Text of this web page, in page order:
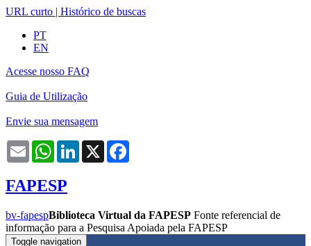
URL curto | Histórico de buscas
PT
EN
Acesse nosso FAQ
Guia de Utilização
Envie sua mensagem
Email WhatsAppLinkedIn
X
FAPESP
bv-fapespBiblioteca Virtual da FAPESP Fonte referencial de
informação para a Pesquisa Apoiada pela FAPESP
Toggle navigation